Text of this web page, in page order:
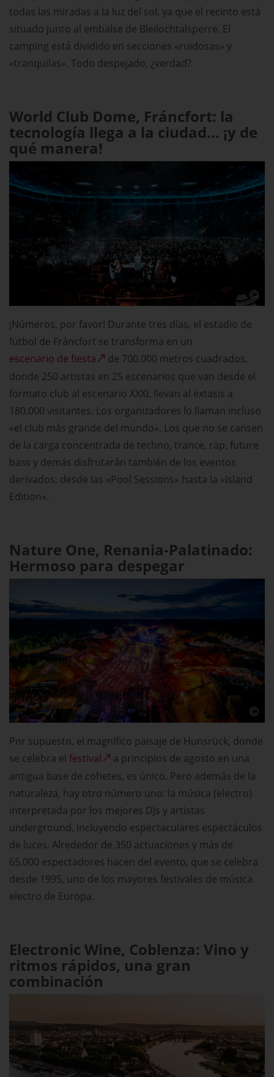
todas las miradas a la luz del sol, ya que el recinto está
situado junto al embalse de Bleilochtalsperre. El
camping está dividido en secciones «ruidosas» y
«tranquilas». Todo despejado, ¿verdad?
World Club Dome, Fráncfort: la
tecnología llega a la ciudad... ¡y de
qué manera!
¡Números, por favor! Durante tres días, el estadio de
fútbol de Fráncfort se transforma en un
escenario de fiesta
de 700.000 metros cuadrados,
donde 250 artistas en 25 escenarios que van desde el
formato club al escenario XXXL llevan al éxtasis a
180.000 visitantes. Los organizadores lo llaman incluso
«el club más grande del mundo». Los que no se cansen
de la carga concentrada de techno, trance, rap, future
bass y demás disfrutarán también de los eventos
derivados, desde las «Pool Sessions» hasta la «Island
Edition».
Nature One, Renania-Palatinado:
Hermoso para despegar
Por supuesto, el magnífico paisaje de Hunsrück, donde
se celebra el festival
a principios de agosto en una
antigua base de cohetes, es único. Pero además de la
naturaleza, hay otro número uno: la música (electro)
interpretada por los mejores DJs y artistas
underground, incluyendo espectaculares espectáculos
de luces. Alrededor de 350 actuaciones y más de
65.000 espectadores hacen del evento, que se celebra
desde 1995, uno de los mayores festivales de música
electro de Europa.
Electronic Wine, Coblenza: Vino y
ritmos rápidos, una gran
combinación